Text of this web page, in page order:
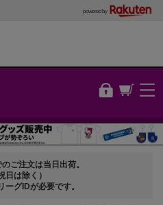
powered by
ご注文は当日出荷。
日は除く）
ーグIDが必要です。